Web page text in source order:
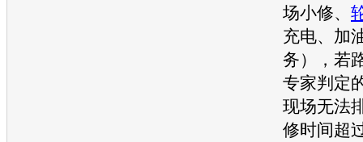
场小修、
充电、加
务），若
专家判定
现场无法
修时间超